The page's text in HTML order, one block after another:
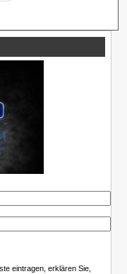
eintragen, erklären Sie,